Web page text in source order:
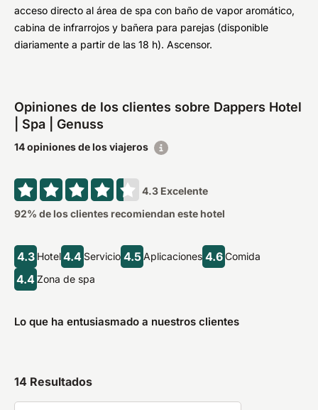
acceso directo al área de spa con baño de vapor aromático,
cabina de infrarrojos y bañera para parejas (disponible
diariamente a partir de las 18 h). Ascensor.
Opiniones de los clientes sobre Dappers Hotel
| Spa | Genuss
14 opiniones de los viajeros
4.3 Excelente
92% de los clientes recomiendan este hotel
4.3 Hotel4.4 Servicio 4.5 Aplicaciones 4.6 Comida
4.4Zona de spa
Lo que ha entusiasmado a nuestros clientes
14 Resultados